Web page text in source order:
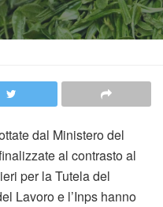
dal Ministero del
al contrasto al
per la Tutela del
Lavoro e l’Inps hanno